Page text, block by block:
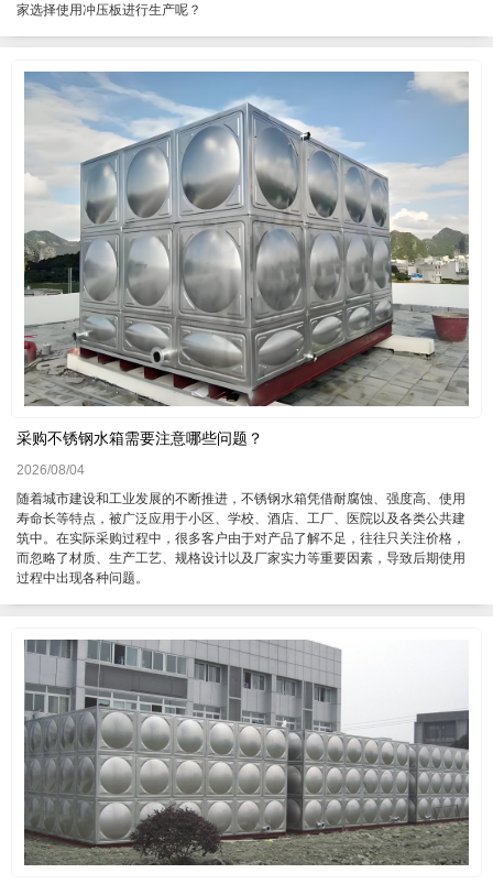
家选择使用冲压板进行生产呢？
采购不锈钢水箱需要注意哪些问题？
2026/08/04
随着城市建设和工业发展的不断推进，不锈钢水箱凭借耐腐蚀、强度高、使用
寿命长等特点，被广泛应用于小区、学校、酒店、工厂、医院以及各类公共建
筑中。在实际采购过程中，很多客户由于对产品了解不足，往往只关注价格，
而忽略了材质、生产工艺、规格设计以及厂家实力等重要因素，导致后期使用
过程中出现各种问题。